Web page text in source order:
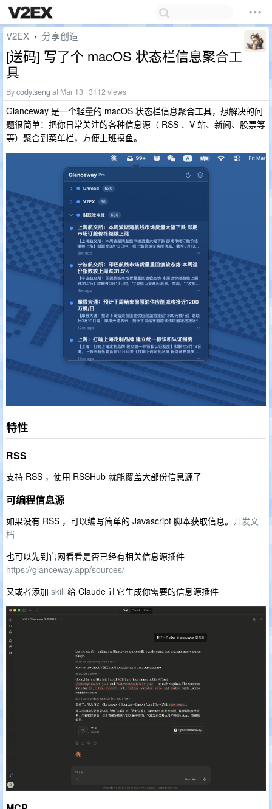
V2EX › 分享创造
[送码] 写了个 macOS 状态栏信息聚合工
具
Bycodytseng at Mar 13 · 3112 views
Glanceway 是一个轻量的 macOS 状态栏信息聚合工具，想解决的问
题很简单：把你日常关注的各种信息源（ RSS 、V 站、新闻、股票等
等）聚合到菜单栏，方便上班摸鱼。
特性
RSS
支持 RSS ，使用 RSSHub 就能覆盖大部份信息源了
可编程信息源
如果没有 RSS ，可以编写简单的 Javascript 脚本获取信息。 开发文
档
也可以先到官网看看是否已经有相关信息源插件
https://glanceway.app/sources/
又或者添加 skill 给 Claude 让它生成你需要的信息源插件